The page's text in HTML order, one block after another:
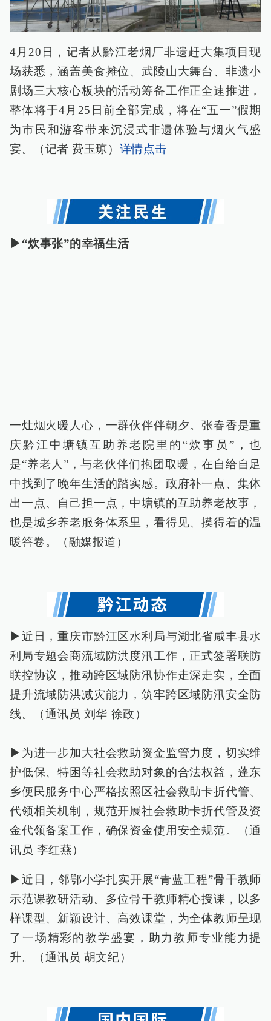
4月20日，记者从黔江老烟厂非遗赶大集项目现
场获悉，涵盖美食摊位、武陵山大舞台、非遗小
剧场三大核心板块的活动筹备工作正全速推进，
整体将于4月25日前全部完成，将在“五一”假期
为市民和游客带来沉浸式非遗体验与烟火气盛
宴。（记者 费玉琼） 详情点击
▶“炊事张”的幸福生活
一灶烟火暖人心，一群伙伴伴朝夕。张春香是重
庆黔江中塘镇互助养老院里的“炊事员”，也
是“养老人”，与老伙伴们抱团取暖，在自给自足
中找到了晚年生活的踏实感。政府补一点、集体
出一点、自己担一点，中塘镇的互助养老故事，
也是城乡养老服务体系里，看得见、摸得着的温
暖答卷。（融媒报道）
▶近日，重庆市黔江区水利局与湖北省咸丰县水
利局专题会商流域防洪度汛工作，正式签署联防
联控协议，推动跨区域防汛协作走深走实，全面
提升流域防洪减灾能力，筑牢跨区域防汛安全防
线。（通讯员 刘华 徐政）
▶为进一步加大社会救助资金监管力度，切实维
护低保、特困等社会救助对象的合法权益，蓬东
乡便民服务中心严格按照区社会救助卡折代管、
代领相关机制，规范开展社会救助卡折代管及资
金代领备案工作，确保资金使用安全规范。（通
讯员 李红燕）
▶近日，邻鄂小学扎实开展“青蓝工程”骨干教师
示范课教研活动。多位骨干教师精心授课，以多
样课型、新颖设计、高效课堂，为全体教师呈现
了一场精彩的教学盛宴，助力教师专业能力提
升。（通讯员 胡文纪）